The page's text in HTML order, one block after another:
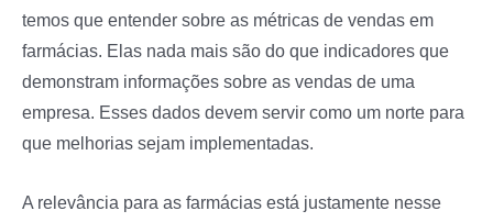
temos que entender sobre as métricas de vendas em
farmácias. Elas nada mais são do que indicadores que
demonstram informações sobre as vendas de uma
empresa. Esses dados devem servir como um norte para
que melhorias sejam implementadas.
A relevância para as farmácias está justamente nesse